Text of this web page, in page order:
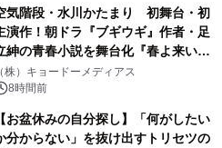
気階段・水川かたまり 初舞台・初
演作！朝ドラ『ブギウギ』作者・足
紳の青春小説を舞台化『春よ来い、
マジで来い』キービジュアル解禁！
（株）キョードーメディアス
8時間前
【お盆休みの自分探し】「何がしたい
分からない」を抜け出すトリセツの